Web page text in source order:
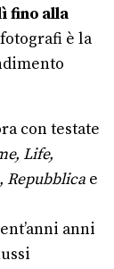
fino alla
è la
con testate
Life,
Repubblica e
anni